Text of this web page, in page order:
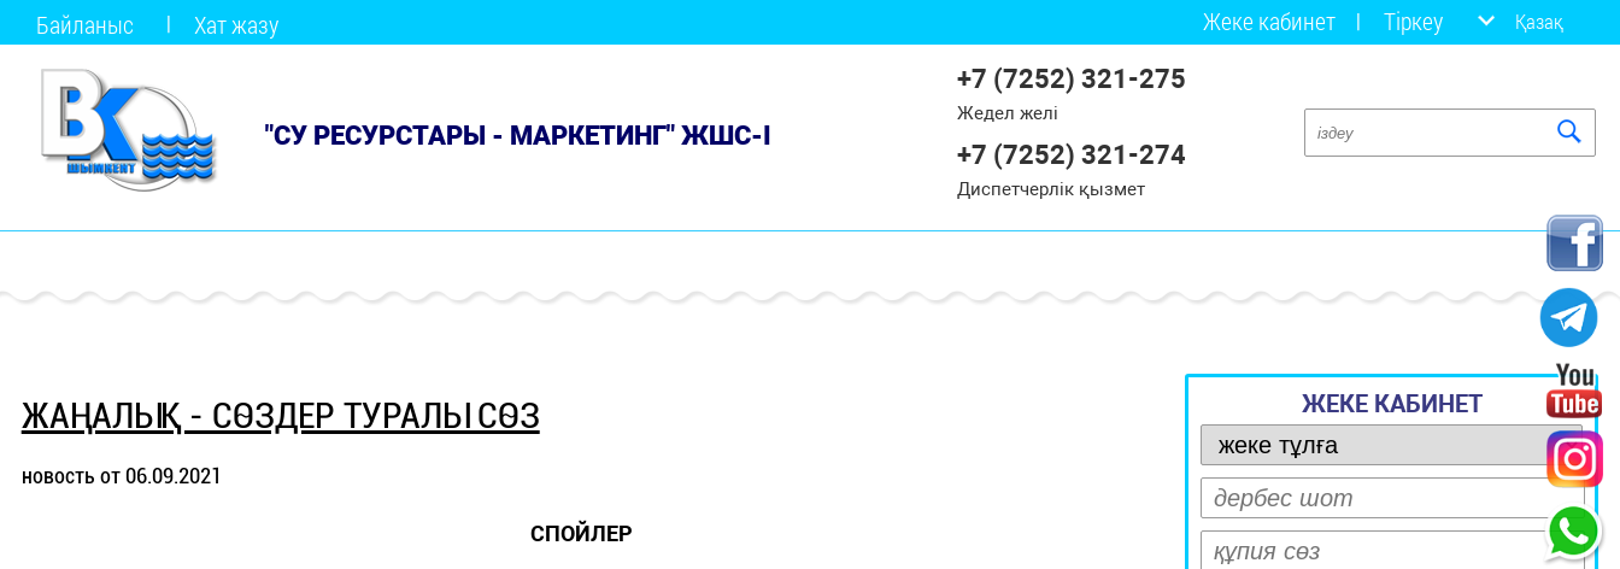
Байланыс Хат жазу Жеке кабинет Тіркеу Қазақ
"СУ РЕСУРСТАРЫ - МАРКЕТИНГ" ЖШС-І
+7 (7252) 321-275
Жедел желі
+7 (7252) 321-274
Диспетчерлік қызмет
ЖАҢАЛЫҚ - СӨЗДЕР ТУРАЛЫ СӨЗ
новость от 06.09.2021
СПОЙЛЕР
ЖЕКЕ КАБИНЕТ